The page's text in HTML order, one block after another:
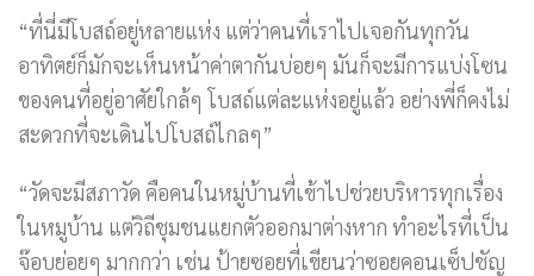
“ที่นี่มีโบสถ์อยู่หลายแห่ง แต่ว่าคนที่เราไปเจอกันทุกวัน
อาทิตย์ก็มักจะเห็นหน้าค่าตากันบ่อยๆ มันก็จะมีการแบ่งโซน
ของคนที่อยู่อาศัยใกล้ๆ โบสถ์แต่ละแห่งอยู่แล้ว อย่างพี่ก็คงไม่
สะดวกที่จะเดินไปโบสถ์ไกลๆ”
“วัดจะมีสภาวัด คือคนในหมู่บ้านที่เข้าไปช่วยบริหารทุกเรื่อง
ในหมูบ้าน แต่วิถีชุมชนแยกตัวออกมาต่างหาก ทำอะไรที่เป็น
จ๊อบย่อยๆ มากกว่า เช่น ป้ายซอยที่เขียนว่าซอยคอนเซ็ปชัญ